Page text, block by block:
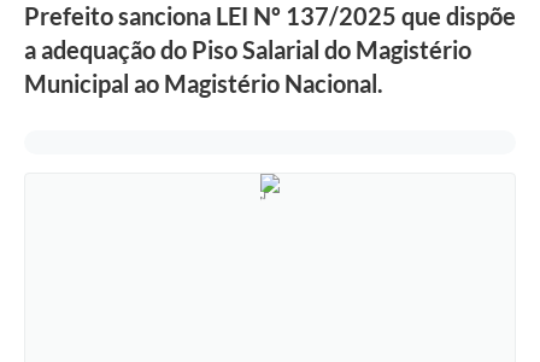
Notícias
Galeria de Vídeos
Prefeito sanciona LEI Nº 137/2025 que dispõe
a adequação do Piso Salarial do Magistério
Municipal ao Magistério Nacional.